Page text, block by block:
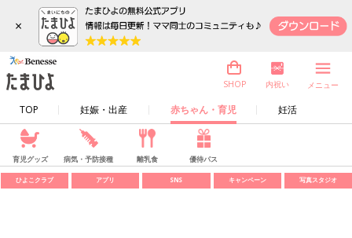
×
TOP 妊娠・出産 赤ちゃん・育児 妊活
SHOP 内祝い メニュー
育児グッズ 病気・予防接種 離乳食 優待パス
ひよこクラブ アプリ SNS キャンペーン 写真スタジオ